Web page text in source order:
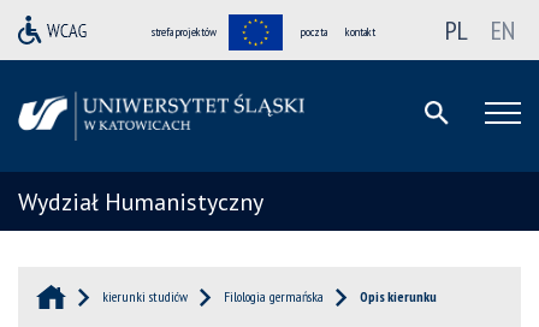
strefa projektów poczta kontakt PL EN
Wydział Humanistyczny
kierunki studiów Filologia germańska Opis kierunku